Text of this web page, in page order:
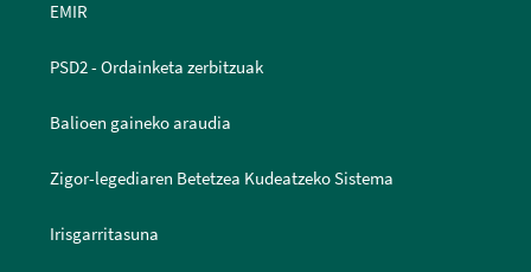
EMIR
PSD2 - Ordainketa zerbitzuak
Balioen gaineko araudia
Zigor-legediaren Betetzea Kudeatzeko Sistema
Irisgarritasuna